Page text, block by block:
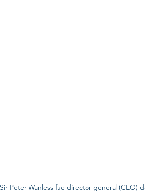
Sir Peter Wanless fue director general (CEO)